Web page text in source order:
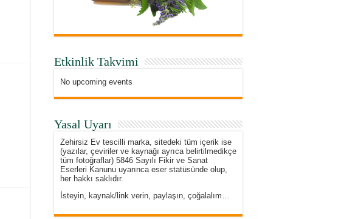
Etkinlik Takvimi
No upcoming events
Yasal Uyarı
Zehirsiz Ev tescilli marka, sitedeki tüm içerik ise
(yazılar, çeviriler ve kaynağı ayrıca belirtilmedikçe
tüm fotoğraflar) 5846 Sayılı Fikir ve Sanat
Eserleri Kanunu uyarınca eser statüsünde olup,
her hakkı saklıdır.
İsteyin, kaynak/link verin, paylaşın, çoğalalım…